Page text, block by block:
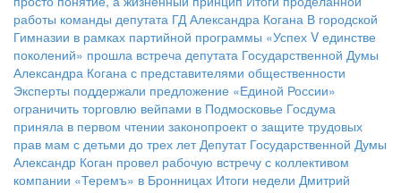
работы команды депутата ГД Александра Когана В городской
Гимназии в рамках партийной программы «Успех V единстве
поколений» прошла встреча депутата Государственной Думы
Александра Когана с представителями общественности
Эксперты поддержали предложение «Единой России»
ограничить торговлю вейпами в Подмосковье Госдума
приняла в первом чтении законопроект о защите трудовых
прав мам с детьми до трех лет Депутат Государственной Думы
Александр Коган провел рабочую встречу с коллективом
компании «Теремъ» в Бронницах Итоги недели Дмитрий